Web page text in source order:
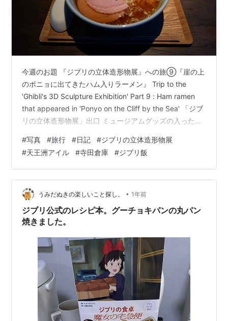
今週のお題 『ジブリの立体造形物展』への旅⑨『崖の上
のポニョに出てきたハム入りラーメン』 Trip to the
'Ghibli's 3D Sculpture Exhibition' Part 9 : Ham ramen
that appeared in 'Ponyo on the Cliff by the Sea' 「ジブ
リの立体造形物展」出口 ミュージアムグッズの入った別
ストラン 水中をイメージしているのか、やや暗めの照明
となっています。 宗介のポンポン船 となりの森のソーダ
とクリームソーダ 作中に登場したイメージそのままの”ハ
ム入りラー…
#写真 #旅行 #日記 #ジブリの立体造形物展
#天王洲アイル #寺田倉庫 #ジブリ飯
うみだぬきの楽しいこと探し。 • 1年前
ジブリ公式のレシピ本。グーチョキパンの丸パン
焼きました。